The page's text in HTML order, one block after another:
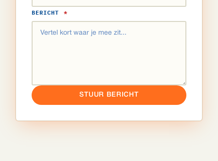
BERICHT *
STUUR BERICHT